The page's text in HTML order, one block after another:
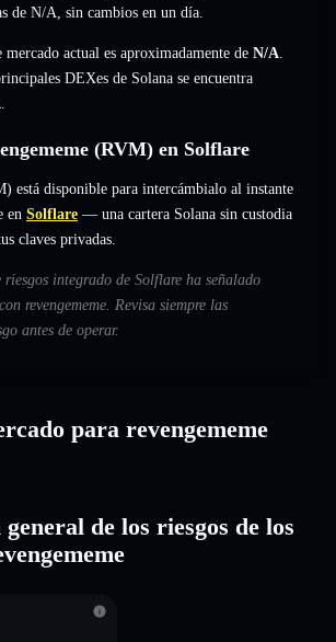
de N/A, sin cambios en un día.
actual es aproximadamente de N/A.
DEXes de Solana se encuentra
.
(RVM) en Solflare
está disponible para intercámbialo al instante
en Solflare — una cartera Solana sin custodia
claves privadas.
integrado de Solflare ha señalado
revengememe. Revisa siempre las
antes de operar.
para revengememe
de los riesgos de los